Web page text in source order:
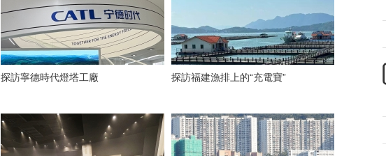
探訪寧德時代燈塔工廠 探訪福建漁排上的“充電寶”